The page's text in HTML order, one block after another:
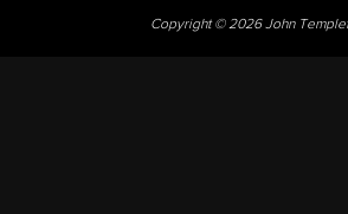
Copyright © 2026 John